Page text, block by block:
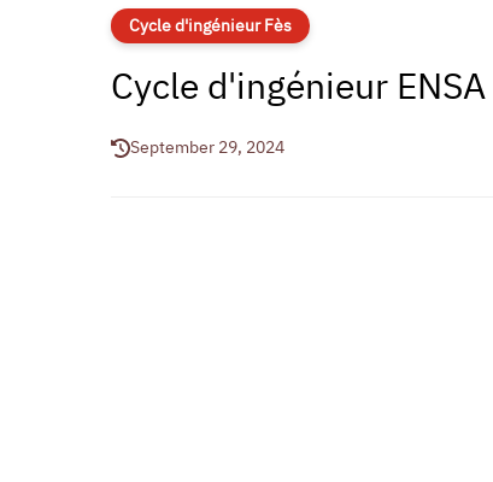
Cycle d'ingénieur Fès
Cycle d'ingénieur
September 29, 2024